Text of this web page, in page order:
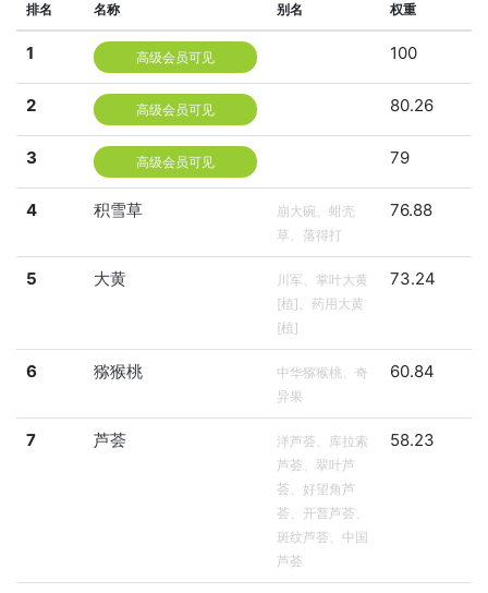
排名 名称 别名 权重
1 高级会员可见 100
2 高级会员可见 80.26
3 高级会员可见 79
4 积雪草
崩大碗、蚶壳
草、落得打
76.88
5 大黄
川军、掌叶大黄
[植]、药用大黄
[植]
73.24
6 猕猴桃
中华猕猴桃、奇
异果
60.84
7 芦荟
洋芦荟、库拉索
芦荟、翠叶芦
荟、好望角芦
荟、开普芦荟、
斑纹芦荟、中国
芦荟
58.23